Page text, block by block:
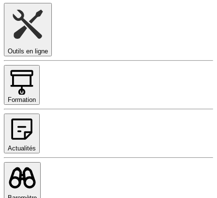
Outils en ligne
Formation
Actualités